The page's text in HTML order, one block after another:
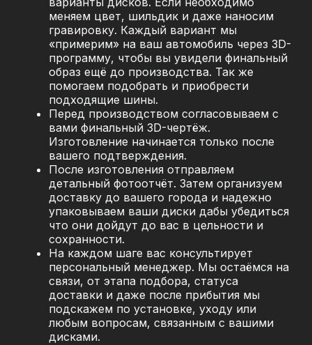
меняем цвет, шильдик и даже наносим
гравировку. Каждый вариант мы
«примерим» на ваш автомобиль через 3D-
программу, чтобы вы увидели финальный
образ ещё до производства. Так же
помогаем подобрать и приобрести
подходящие шины.
Перед производством согласовываем с
вами финальный 3D-чертёж.
Изготовление начинается только после
вашего подтверждения.
После изготовления отправляем
детальный фотоотчёт. Затем организуем
доставку до вашего города и надежно
упаковываем ваши диски дабы убедиться
что они дойдут до вас в цельности и
сохранности.
На каждом шаге вас консультирует
персональный менеджер. Мы остаёмся на
связи, от этапа подбора, статуса
доставки и даже после прибытия мы
подскажем по установке, уходу или
любым вопросам, связанным с вашими
дисками.